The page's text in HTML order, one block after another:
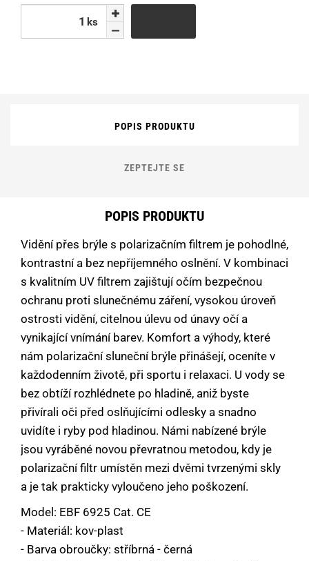
ks
ks
POPIS PRODUKTU
ZEPTEJTE SE
POPIS PRODUKTU
Vidění přes brýle s polarizačním filtrem je pohodlné,
kontrastní a bez nepříjemného oslnění. V kombinaci
s kvalitním UV filtrem zajištují očím bezpečnou
ochranu proti slunečnému záření, vysokou úroveň
ostrosti vidění, citelnou úlevu od únavy očí a
vynikající vnímání barev. Komfort a výhody, které
nám polarizační sluneční brýle přinášejí, oceníte v
každodenním životě, při sportu i relaxaci. U vody se
bez obtíží rozhlédnete po hladině, aniž byste
přivírali oči před oslňujícími odlesky a snadno
uvidíte i ryby pod hladinou. Námi nabízené brýle
jsou vyráběné novou převratnou metodou, kdy je
polarizační filtr umístěn mezi dvěmi tvrzenými skly
a je tak prakticky vyloučeno jeho poškození.
Model: EBF 6925 Cat. CE
- Materiál: kov-plast
- Barva obroučky: stříbrná - černá